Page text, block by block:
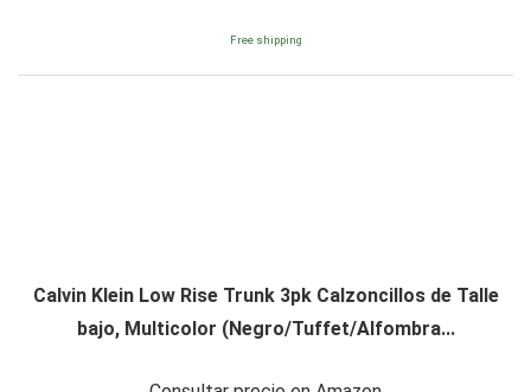
Free shipping
Calvin Klein Low Rise Trunk 3pk Calzoncillos de Talle
bajo, Multicolor (Negro/Tuffet/Alfombra...